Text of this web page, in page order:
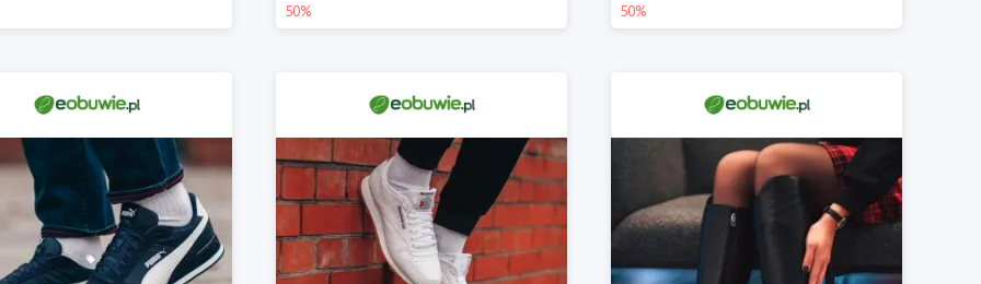
50% 50%